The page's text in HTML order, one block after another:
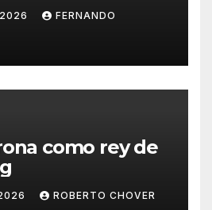
FERNANDO
como rey de
ROBERTO CHOVER